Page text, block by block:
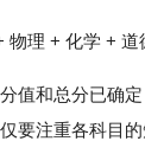
理 + 化学 +
值和总分已确
要注重各科目